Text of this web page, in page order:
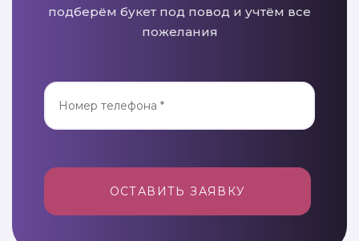
подберём букет под повод и учтём все
пожелания
ОСТАВИТЬ ЗАЯВКУ